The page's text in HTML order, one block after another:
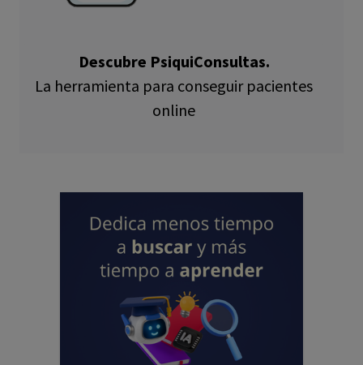
Descubre PsiquiConsultas.
La herramienta para conseguir pacientes
online